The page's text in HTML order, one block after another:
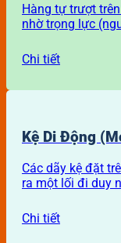
Hàng tự trượt
nhờ trọng lực
Chi tiết
Kệ Di Động
Các dãy kệ đặt
ra một lối đi duy
Chi tiết